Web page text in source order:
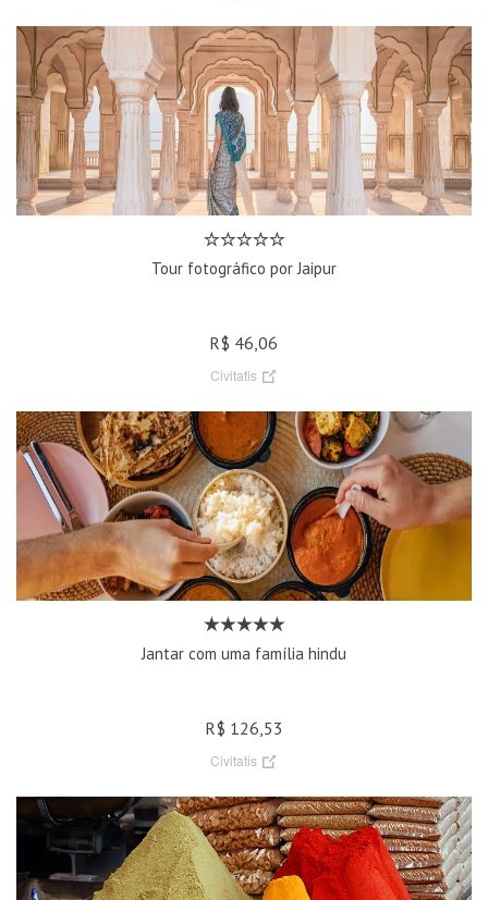
Tour fotográfico por Jaipur
R$ 46,06
Civitatis
Jantar com uma família hindu
R$ 126,53
Civitatis